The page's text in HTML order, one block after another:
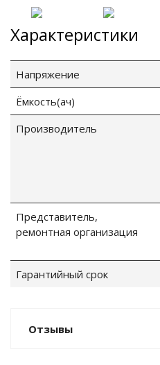
Характеристики
Напряжение
Ёмкость(ач)
Производитель
Представитель,
ремонтная организация
Гарантийный срок
Отзывы